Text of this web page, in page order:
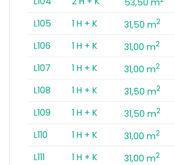
L105
1 H + K 31,50 m2
L106
1 H + K 31,00 m2
L107
1 H + K 31,00 m2
L108
1 H + K 31,50 m2
L109
1 H + K 31,50 m2
L110
1 H + K 31,00 m2
L111
1 H + K 31,00 m2